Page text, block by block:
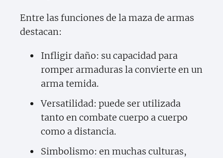
Entre las funciones de la maza de armas
destacan:
Infligir daño: su capacidad para
romper armaduras la convierte en un
arma temida.
Versatilidad: puede ser utilizada
tanto en combate cuerpo a cuerpo
como a distancia.
Simbolismo: en muchas culturas,